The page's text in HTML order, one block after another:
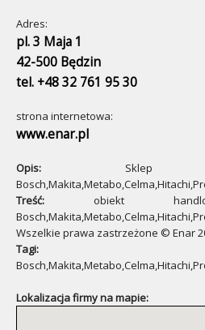
Adres:
pl. 3 Maja 1
42-500 Będzin
tel. +48 32 761 95 30
strona internetowa:
www.enar.pl
Opis: Sklep
Treść: obiekt
Wszelkie prawa zastrzeżone © Enar
Tagi:
Lokalizacja firmy na mapie: